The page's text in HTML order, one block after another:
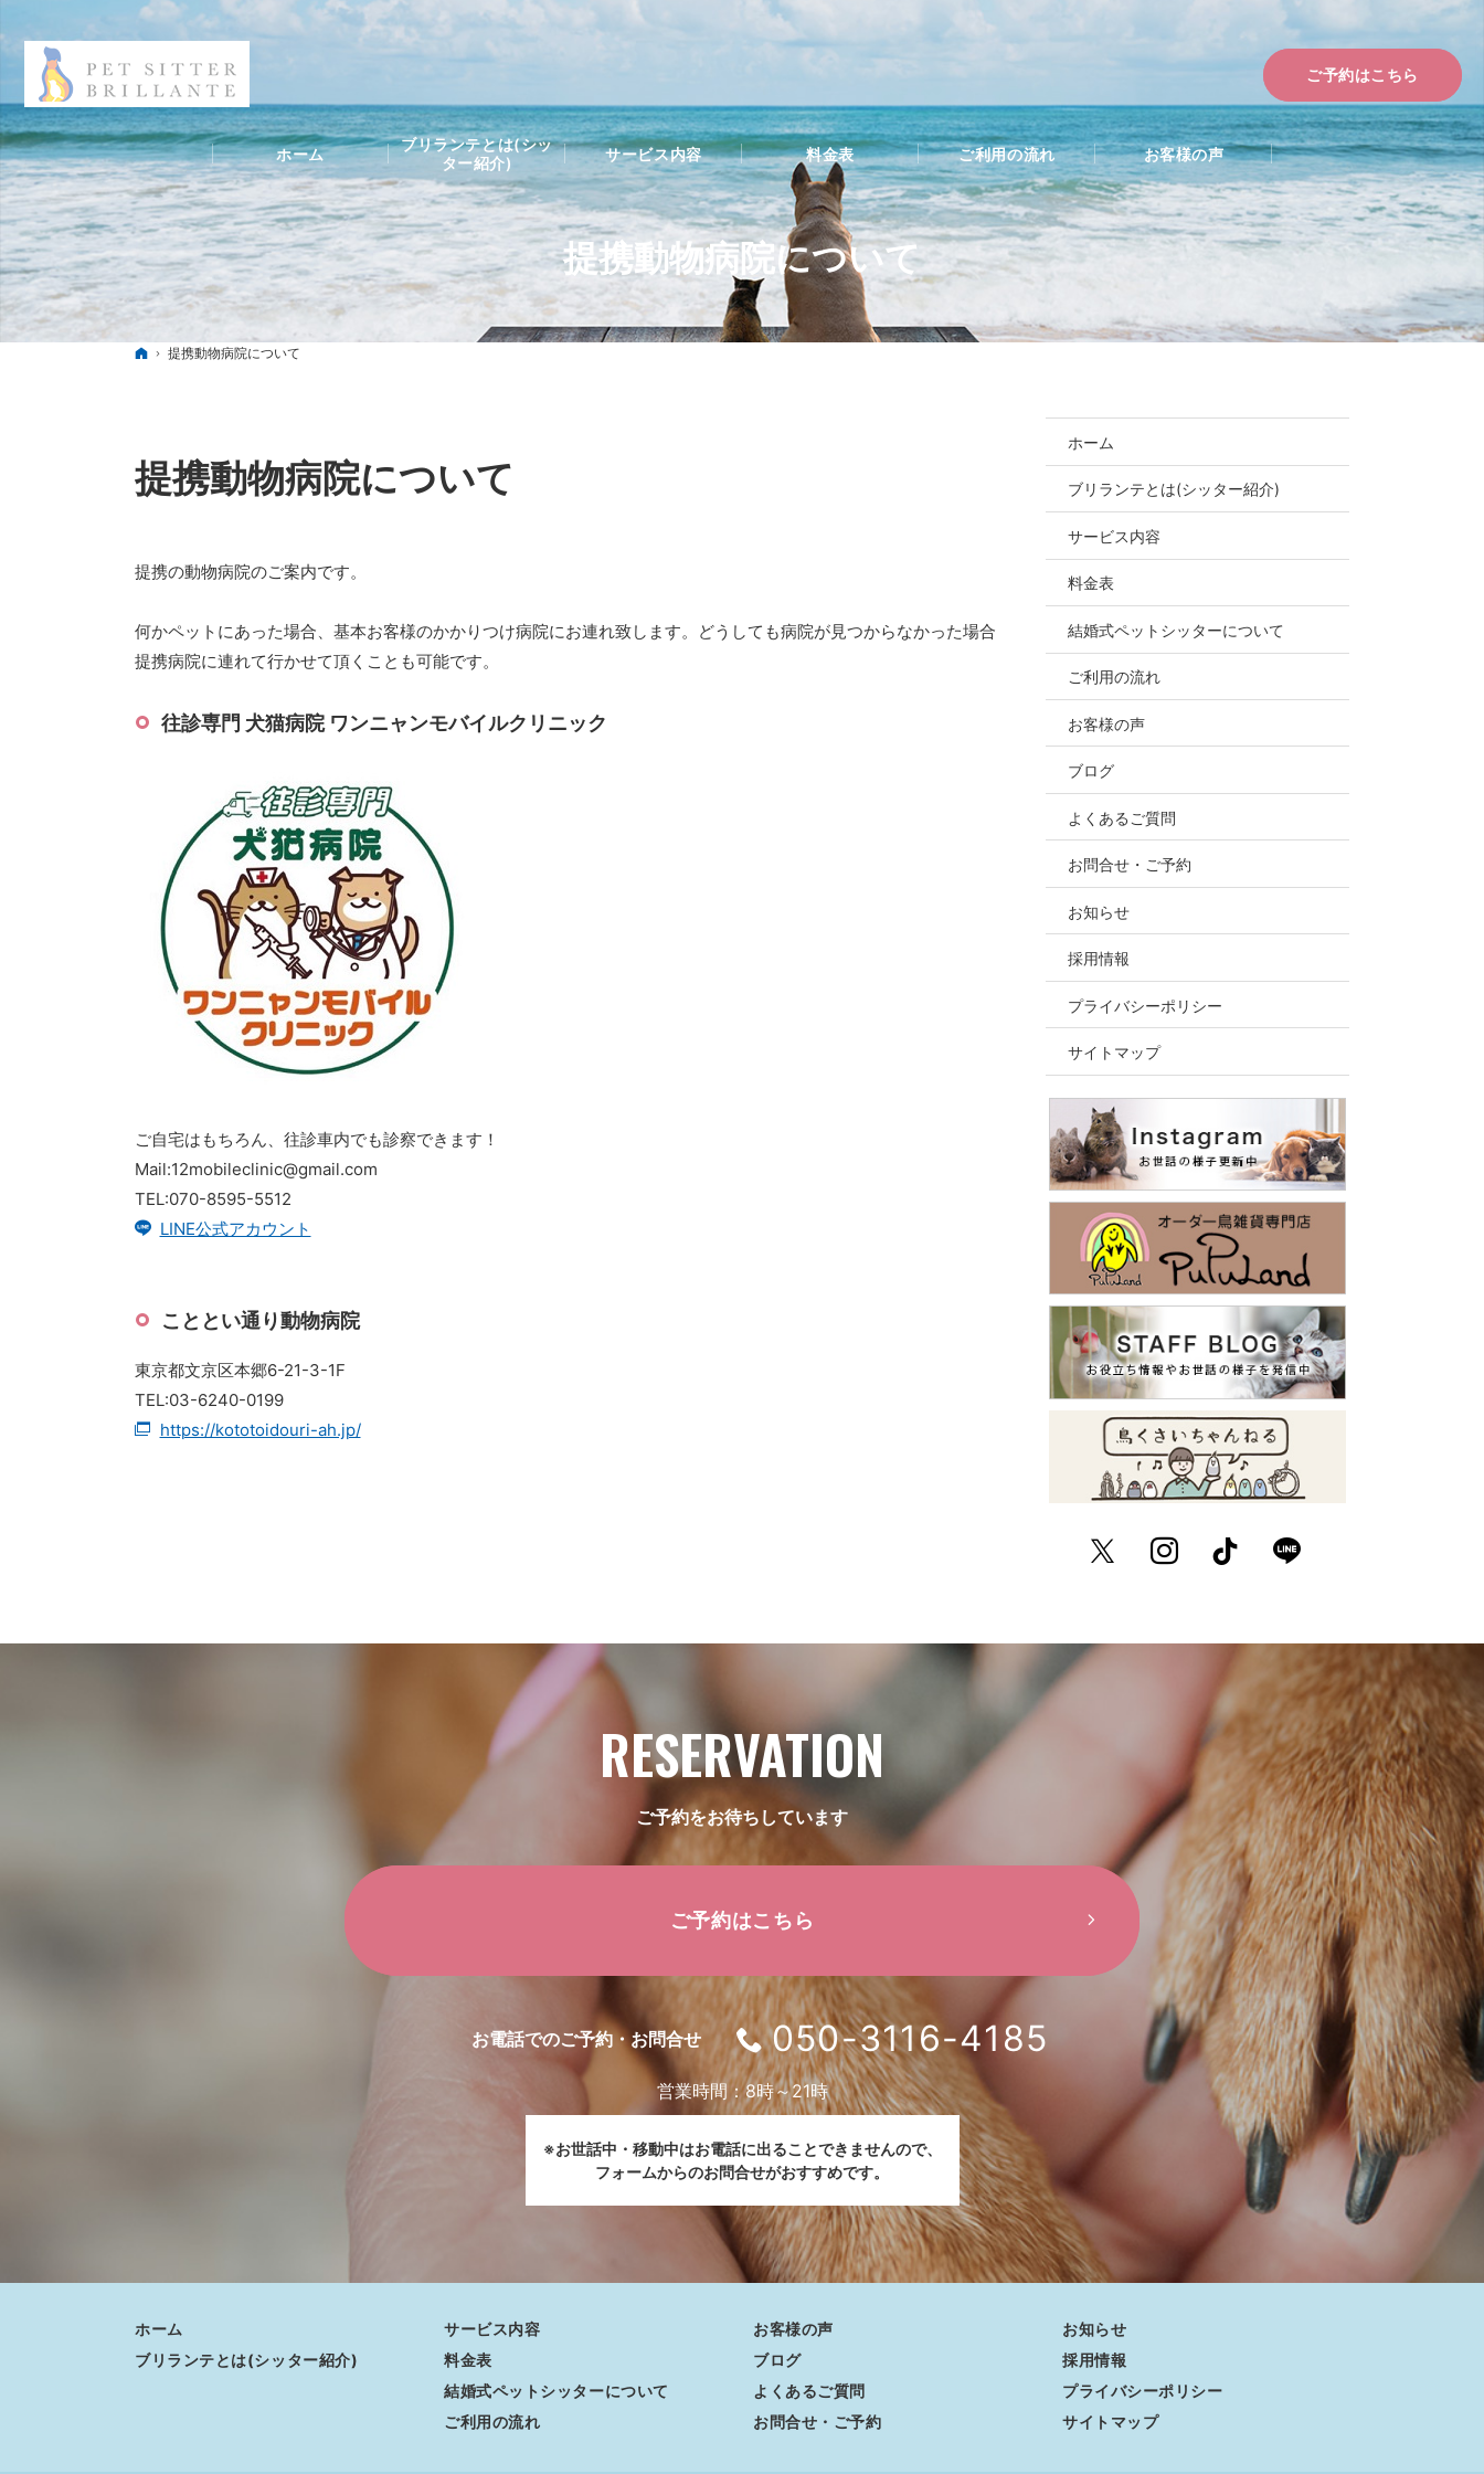
提携動物病院について
ホーム
提携動物病院について
提携動物病院について
提携の動物病院のご案内です。
何かペットにあった場合、基本お客様のかかりつけ病院にお連れ致します。どうしても病院が見つからなかった場合
提携病院に連れて行かせて頂くことも可能です。
往診専門 犬猫病院 ワンニャンモバイルクリニック
ご自宅はもちろん、往診車内でも診察できます！
Mail:12mobileclinic@gmail.com
TEL:070-8595-5512
LINE公式アカウント
こととい通り動物病院
東京都文京区本郷6-21-3-1F
TEL:03-6240-0199
https://kototoidouri-ah.jp/
ホーム
ブリランテとは(シッター紹介)
サービス内容
料金表
結婚式ペットシッターについて
ご利用の流れ
お客様の声
ブログ
よくあるご質問
お問合せ・ご予約
お知らせ
採用情報
プライバシーポリシー
サイトマップ
TwitterInstagramTikTok
ご予約はこちら
ホーム
ブリランテとは(シッ
ター紹介)
サービス内容 料金表 ご利用の流れ お客様の声
RESERVATION
ご予約をお待ちしています
ご予約はこちら
お電話でのご予約・お問合せ 050-3116-4185
営業時間：8時～21時
※お世話中・移動中はお電話に出ることできませんので、
フォームからのお問合せがおすすめです。
ホーム
ブリランテとは(シッター紹介)
サービス内容
料金表
結婚式ペットシッターについて
ご利用の流れ
お客様の声
ブログ
よくあるご質問
お問合せ・ご予約
お知らせ
採用情報
プライバシーポリシー
サイトマップ